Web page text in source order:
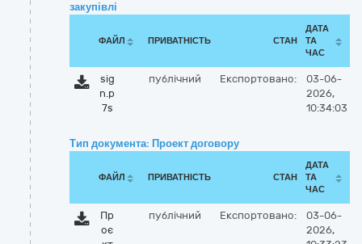
закупівлі
ФАЙЛ ПРИВАТНІСТЬ СТАН
ДАТА
ТА
ЧАС
sig
n.p
7s
публічний Експортовано:
03-06-
2026,
10:34:03
Тип документа: Проект договору
ФАЙЛ ПРИВАТНІСТЬ СТАН
ДАТА
ТА
ЧАС
Пр
оє
публічний Експортовано:
03-06-
2026,